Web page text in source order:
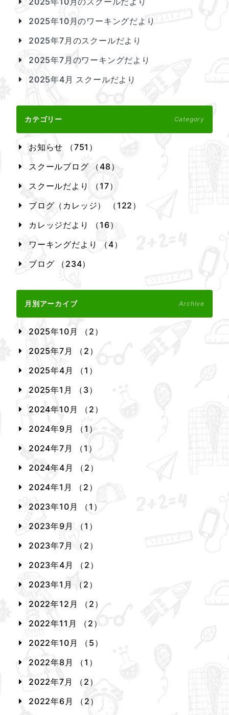
2025年10月のワーキングだより
2025年7月のスクールだより
2025年7月のワーキングだより
2025年4月 スクールだより
カテゴリー Category
お知らせ （751）
スクールブログ （48）
スクールだより （17）
ブログ（カレッジ） （122）
カレッジだより （16）
ワーキングだより （4）
ブログ （234）
月別アーカイブ Archive
2025年10月 （2）
2025年7月 （2）
2025年4月 （1）
2025年1月 （3）
2024年10月 （2）
2024年9月 （1）
2024年7月 （1）
2024年4月 （2）
2024年1月 （2）
2023年10月 （1）
2023年9月 （1）
2023年7月 （2）
2023年4月 （2）
2023年1月 （2）
2022年12月 （2）
2022年11月 （2）
2022年10月 （5）
2022年8月 （1）
2022年7月 （2）
2022年6月 （2）